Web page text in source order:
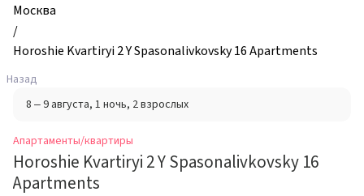
Spasonalivkovsky
16
Apartments,
Москва,
Россия
Москва
/
Horoshie Kvartiryi 2 Y Spasonalivkovsky 16 Apartments
Назад
8 – 9 августа, 1 ночь, 2 взрослых
Апартаменты/квартиры
Horoshie Kvartiryi 2 Y Spasonalivkovsky 16
Apartments